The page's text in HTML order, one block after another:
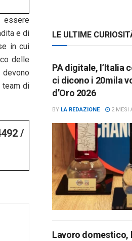
essere
e di
in cui
delle
team di
/
LE ULTIME
PA digitale, l’Italia
ci dicono i 20mila
d’Oro 2026
BY LA REDAZIONE 2 MESI
Lavoro domestico,